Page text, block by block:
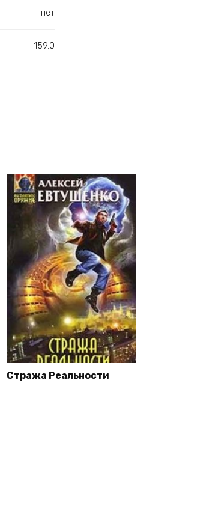
нет
159.0
Стража Реальности